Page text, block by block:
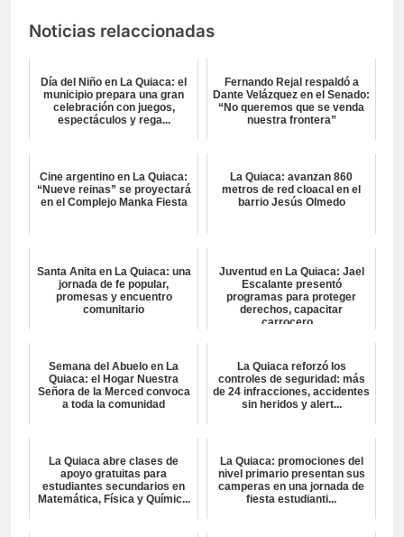
Noticias relaccionadas
Día del Niño en La Quiaca: el
municipio prepara una gran
celebración con juegos,
espectáculos y rega...
Fernando Rejal respaldó a
Dante Velázquez en el Senado:
“No queremos que se venda
nuestra frontera”
Cine argentino en La Quiaca:
“Nueve reinas” se proyectará
en el Complejo Manka Fiesta
La Quiaca: avanzan 860
metros de red cloacal en el
barrio Jesús Olmedo
Santa Anita en La Quiaca: una
jornada de fe popular,
promesas y encuentro
comunitario
Juventud en La Quiaca: Jael
Escalante presentó
programas para proteger
derechos, capacitar
carrocero...
Semana del Abuelo en La
Quiaca: el Hogar Nuestra
Señora de la Merced convoca
a toda la comunidad
La Quiaca reforzó los
controles de seguridad: más
de 24 infracciones, accidentes
sin heridos y alert...
La Quiaca abre clases de
apoyo gratuitas para
estudiantes secundarios en
Matemática, Física y Químic...
La Quiaca: promociones del
nivel primario presentan sus
camperas en una jornada de
fiesta estudianti...